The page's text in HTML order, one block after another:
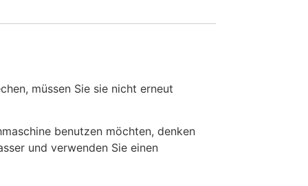
müssen Sie sie nicht erneut
benutzen möchten, denken
und verwenden Sie einen